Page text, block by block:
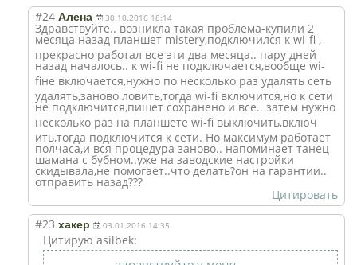
#24 Алена 30.10.2016 18:14
Здравствуйте.. возникла такая проблема-купили 2
месяца назад планшет mistery,подключился к wi-fi ,
прекрасно работал все эти два месяца.. пару дней
назад началось.. к wi-fi не подключается,вообще wi-
fiне включается,нужно по несколько раз удалять сеть
удалять,заново ловить,тогда wi-fi включится,но к сети
не подключится,пишет сохранено и все.. затем нужно
несколько раз на планшете wi-fi выключить,включ
ить,тогда подключится к сети. Но максимум работает
полчаса,и вся процедура заново.. напоминает танец
шамана с бубном..уже на заводские настройки
скидывала,не помогает..что делать?он на гарантии..
отправить назад???
Цитировать
#23 хакер 03.01.2016 14:35
Цитирую asilbek: